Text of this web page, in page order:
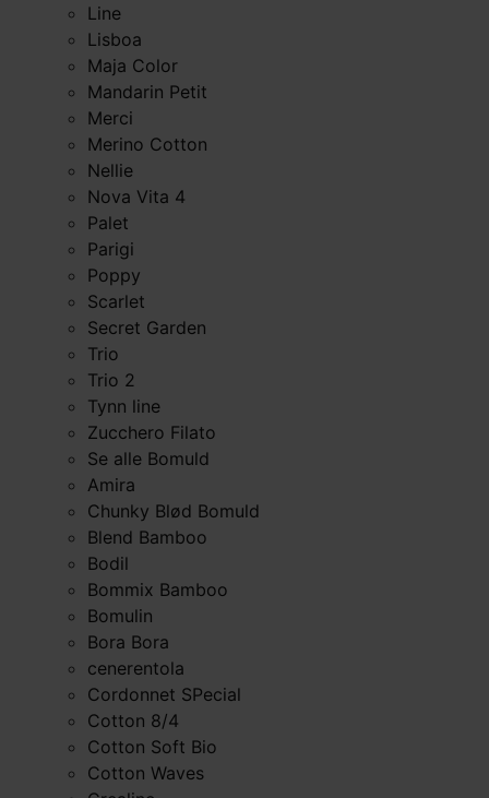
Line
Lisboa
Maja Color
Mandarin Petit
Merci
Merino Cotton
Nellie
Nova Vita 4
Palet
Parigi
Poppy
Scarlet
Secret Garden
Trio
Trio 2
Tynn line
Zucchero Filato
Se alle Bomuld
Amira
Chunky Blød Bomuld
Blend Bamboo
Bodil
Bommix Bamboo
Bomulin
Bora Bora
cenerentola
Cordonnet SPecial
Cotton 8/4
Cotton Soft Bio
Cotton Waves